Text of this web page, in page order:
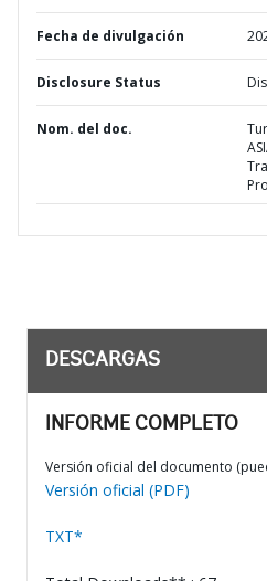
Fecha de divulgación
Disclosure Status
Nom. del doc.
DESCARGAS
INFORME COMPLETO
Versión oficial del documento
Versión oficial (PDF)
TXT*